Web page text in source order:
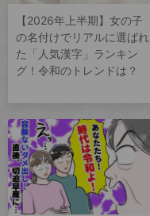
【2026年上半期】女の子
の名付けでリアルに選ばれ
た「人気漢字」ランキン
グ！令和のトレンドは？